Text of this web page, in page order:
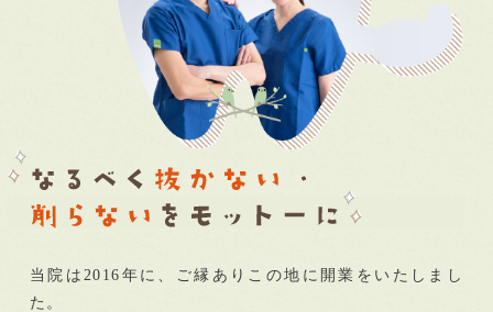
当院は2016年に、ご縁ありこの地に開業をいたしまし
た。